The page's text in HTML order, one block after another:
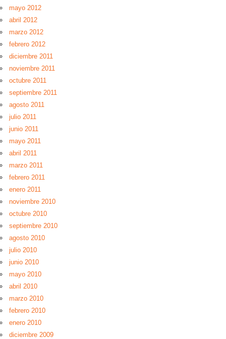
mayo 2012
abril 2012
marzo 2012
febrero 2012
diciembre 2011
noviembre 2011
octubre 2011
septiembre 2011
agosto 2011
julio 2011
junio 2011
mayo 2011
abril 2011
marzo 2011
febrero 2011
enero 2011
noviembre 2010
octubre 2010
septiembre 2010
agosto 2010
julio 2010
junio 2010
mayo 2010
abril 2010
marzo 2010
febrero 2010
enero 2010
diciembre 2009